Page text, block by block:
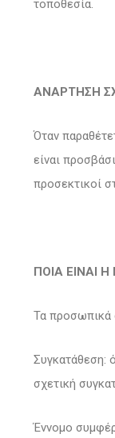
τοποθεσία.
ΑΝΑΡΤΗΣΗ
Όταν
είναι
προσεκτικοί
ΠΟΙΑ ΕΙΝΑΙ
Τα προσωπικά
Συγκατάθεση:
σχετική
Έννομο